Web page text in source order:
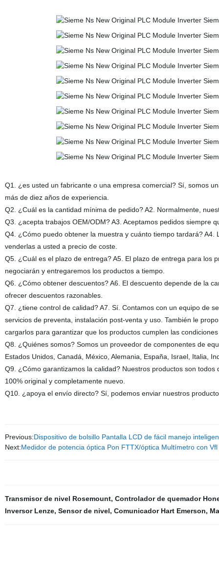
Q1. ¿es usted un fabricante o una empresa comercial? Sí, somos
más de diez años de experiencia.
Q2. ¿Cuál es la cantidad mínima de pedido? A2. Normalmente,
Q3. ¿acepta trabajos OEM/ODM? A3. Aceptamos pedidos siempre
Q4. ¿Cómo puedo obtener la muestra y cuánto tiempo tardará?
venderlas a usted a precio de coste.
Q5. ¿Cuál es el plazo de entrega? A5. El plazo de entrega para los
negociarán y entregaremos los productos a tiempo.
Q6. ¿Cómo obtener descuentos? A6. El descuento depende de la
ofrecer descuentos razonables.
Q7. ¿tiene control de calidad? A7. Sí. Contamos con un equipo de
servicios de preventa, instalación post-venta y uso. También le
cargarlos para garantizar que los productos cumplen las
Q8. ¿Quiénes somos? Somos un proveedor de componentes de
Estados Unidos, Canadá, México, Alemania, España, Israel, Italia,
Q9. ¿Cómo garantizamos la calidad? Nuestros productos son
100% original y completamente nuevo.
Q10. ¿apoya el envío directo? Sí, podemos enviar nuestros
Previous:Dispositivo de bolsillo Pantalla LCD de fácil manejo
Next:Medidor de potencia óptica Pon FTTX/óptica Multímetro con Vfl
Transmisor de nivel Rosemount, Controlador de quemador
Inversor Lenze, Sensor de nivel, Comunicador Hart Emerson,